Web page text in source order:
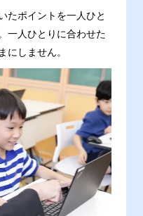
たポイントを一人ひと
一人ひとりに合わせた
にしません。